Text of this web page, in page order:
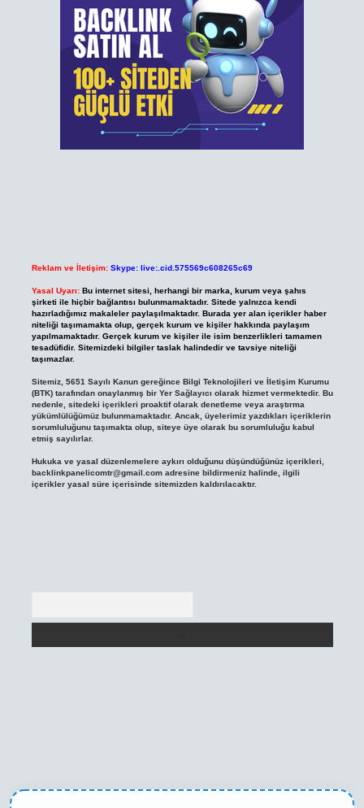
Reklam ve İletişim: Skype: live:.cid.575569c608265c69
Yasal Uyarı: Bu internet sitesi, herhangi bir marka, kurum veya şahıs
şirketi ile hiçbir bağlantısı bulunmamaktadır. Sitede yalnızca kendi
hazırladığımız makaleler paylaşılmaktadır. Burada yer alan içerikler haber
niteliği taşımamakta olup, gerçek kurum ve kişiler hakkında paylaşım
yapılmamaktadır. Gerçek kurum ve kişiler ile isim benzerlikleri tamamen
tesadüfidir. Sitemizdeki bilgiler taslak halindedir ve tavsiye niteliği
taşımazlar.
Sitemiz, 5651 Sayılı Kanun gereğince Bilgi Teknolojileri ve İletişim Kurumu
(BTK) tarafından onaylanmış bir Yer Sağlayıcı olarak hizmet vermektedir. Bu
nedenle, sitedeki içerikleri proaktif olarak denetleme veya araştırma
yükümlülüğümüz bulunmamaktadır. Ancak, üyelerimiz yazdıkları içeriklerin
sorumluluğunu taşımakta olup, siteye üye olarak bu sorumluluğu kabul
etmiş sayılırlar.
Hukuka ve yasal düzenlemelere aykırı olduğunu düşündüğünüz içerikleri,
backlinkpanelicomtr@gmail.comadresine bildirmeniz halinde, ilgili
içerikler yasal süre içerisinde sitemizden kaldırılacaktır.